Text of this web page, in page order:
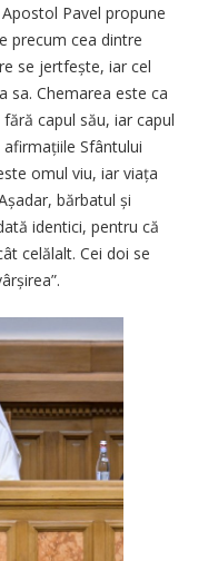
Pavel propune
precum cea dintre
se jertfește, iar cel
sa. Chemarea este ca
capul său, iar capul
Sfântului
omul viu, iar viața
bărbatul și
identici, pentru că
celălalt. Cei doi se